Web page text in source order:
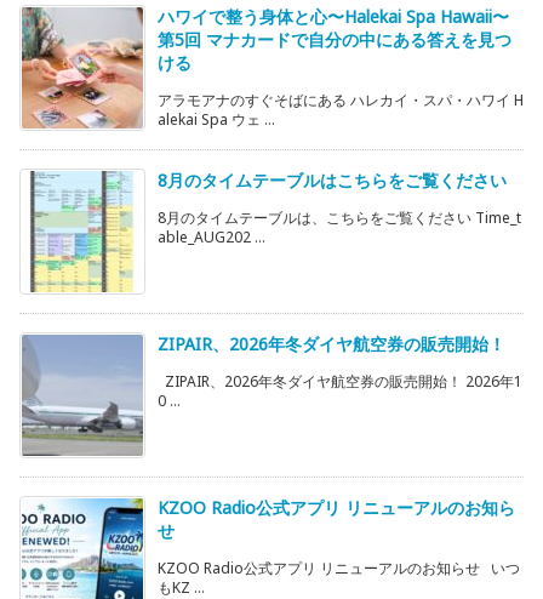
ハワイで整う身体と心〜Halekai Spa Hawaii〜
第5回 マナカードで自分の中にある答えを見つ
ける
アラモアナのすぐそばにある ハレカイ・スパ・ハワイ H
alekai Spa ウェ ...
8月のタイムテーブルはこちらをご覧ください
8月のタイムテーブルは、こちらをご覧ください Time_t
able_AUG202 ...
ZIPAIR、2026年冬ダイヤ航空券の販売開始！
ZIPAIR、2026年冬ダイヤ航空券の販売開始！ 2026年1
0 ...
KZOO Radio公式アプリ リニューアルのお知ら
せ
KZOO Radio公式アプリ リニューアルのお知らせ いつ
もKZ ...